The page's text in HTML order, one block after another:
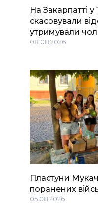
На Закарпатті
скасовували
утримували
08.08.2026
Пластуни
поранених
05.08.2026